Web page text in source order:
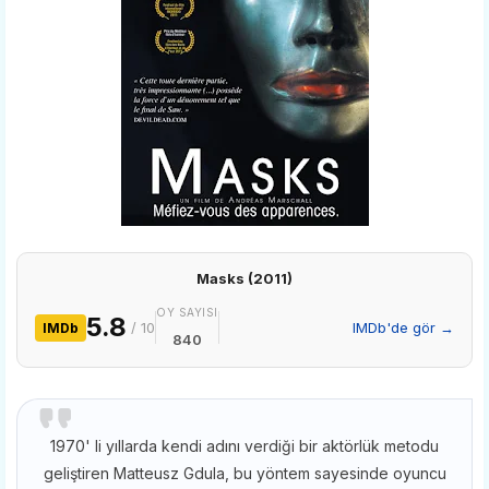
Masks (2011)
IMDb 5.8 / 10
OY SAYISI
840
IMDb'de gör →
1970' li yıllarda kendi adını verdiği bir aktörlük metodu
geliştiren Matteusz Gdula, bu yöntem sayesinde oyuncu